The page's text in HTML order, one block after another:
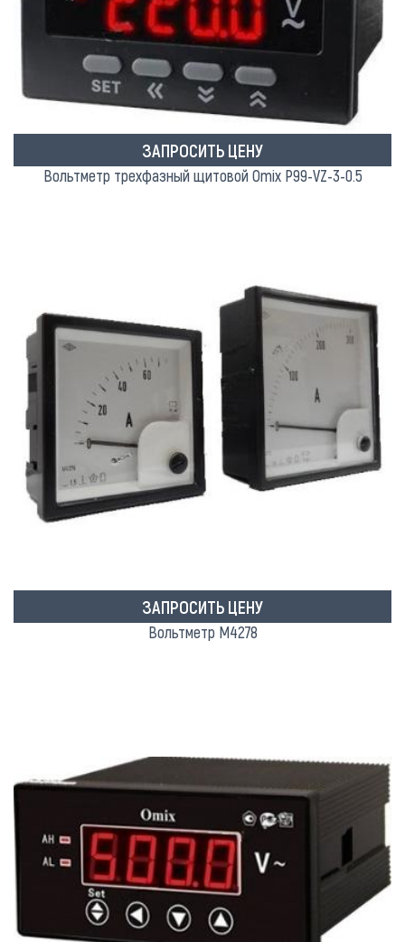
ЗАПРОСИТЬ ЦЕНУ
Вольтметр трехфазный щитовой Omix P99-VZ-3-0.5
ЗАПРОСИТЬ ЦЕНУ
Вольтметр М4278